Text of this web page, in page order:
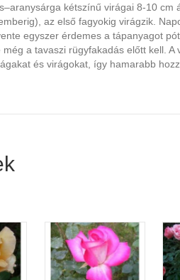
kétszínű virágai 8-10 cm
az első fagyokig virágzik.
egyszer érdemes a tápanyagot
a tavaszi rügyfakadás előtt kell. A
és virágokat, így hamarabb